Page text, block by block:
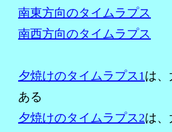
南東方向のタイムラプス
南西方向のタイムラプス
夕焼けのタイムラプス1は、
ある
夕焼けのタイムラプス2は